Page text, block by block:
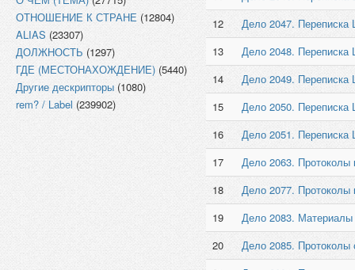
ОТНОШЕНИЕ К СТРАНЕ (12804)
ALIAS (23307)
ДОЛЖНОСТЬ (1297)
ГДЕ (МЕСТОНАХОЖДЕНИЕ) (5440)
Другие дескрипторы (1080)
rem? / Label (239902)
12
Дело 2047.
13
Дело 2048.
14
Дело 2049.
15
Дело 2050.
16
Дело 2051.
17
Дело 2063. Протоколы
18
Дело 2077. Протоколы
19
Дело 2083.
20
Дело 2085. Протоколы